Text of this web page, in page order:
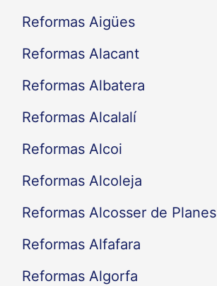
Reformas Aigües
Reformas Alacant
Reformas Albatera
Reformas Alcalalí
Reformas Alcoi
Reformas Alcoleja
Reformas Alcosser de Planes
Reformas Alfafara
Reformas Algorfa